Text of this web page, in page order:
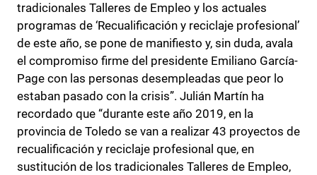
tradicionales Talleres de Empleo y los actuales
programas de ‘Recualificación y reciclaje profesional’
de este año, se pone de manifiesto y, sin duda, avala
el compromiso firme del presidente Emiliano García-
Page con las personas desempleadas que peor lo
estaban pasado con la crisis”. Julián Martín ha
recordado que “durante este año 2019, en la
provincia de Toledo se van a realizar 43 proyectos de
recualificación y reciclaje profesional que, en
sustitución de los tradicionales Talleres de Empleo,